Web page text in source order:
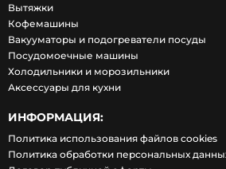
Вытяжки
Кофемашины
Вакууматоры и подогреватели посуды
Посудомоечные машины
Холодильники и морозильники
Аксессуары для кухни
ИНФОРМАЦИЯ:
Политика использования файлов cookies
Политика обработки персональных